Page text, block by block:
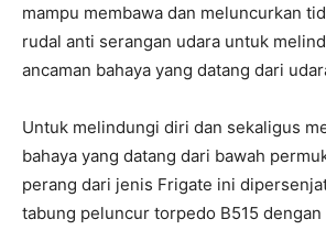
mampu membawa dan meluncurkan
rudal anti serangan udara untuk
ancaman bahaya yang datang dari
Untuk melindungi diri dan sekaligus
bahaya yang datang dari bawah
perang dari jenis Frigate ini
tabung peluncur torpedo B515